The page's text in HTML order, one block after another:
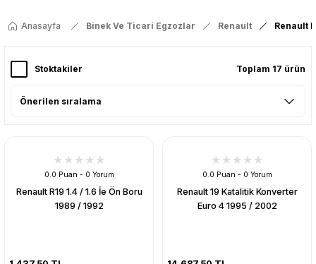
Anasayfa Binek Ve Ticari Egzozlar Renault Renault
Stoktakiler Toplam 17 ürün
0.0 Puan - 0 Yorum
Renault R19 1.4 / 1.6 İe Ön Boru
1989 / 1992
0.0 Puan - 0 Yorum
Renault 19 Katalitik Konverter
Euro 4 1995 / 2002